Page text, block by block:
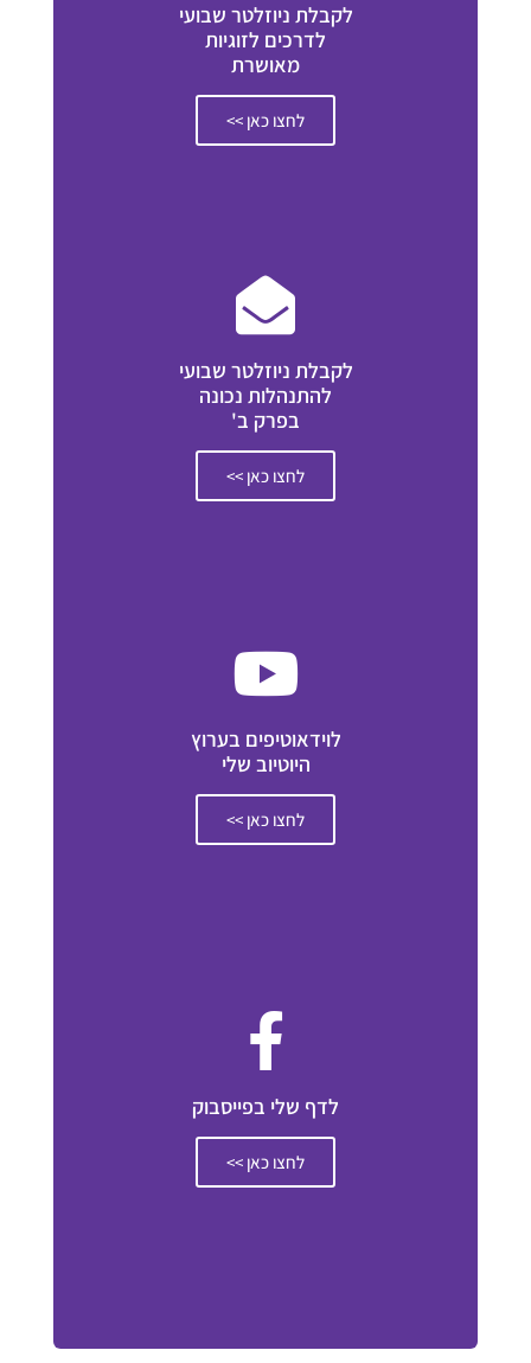
לקבלת ניוזלטר שבועי
לדרכים לזוגיות
מאושרת
לחצו כאן >>
לקבלת ניוזלטר שבועי
להתנהלות נכונה
בפרק ב'
לחצו כאן >>
לוידאוטיפים בערוץ
היוטיוב שלי
לחצו כאן >>
לדף שלי בפייסבוק
לחצו כאן >>